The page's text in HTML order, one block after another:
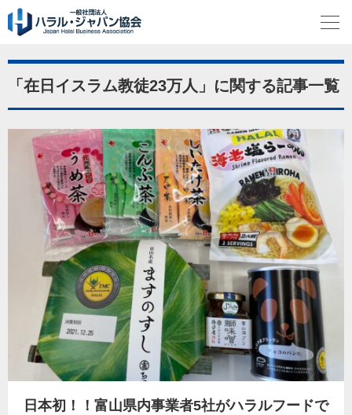
「在日イスラム教徒23万人」に関する記事一覧
日本初！！富山県内事業者5社がハラルフードで